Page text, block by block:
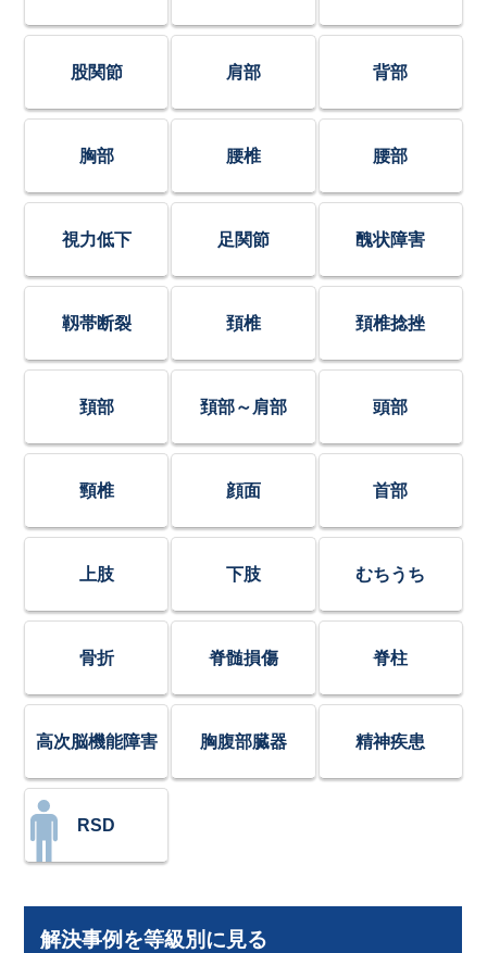
股関節 肩部 背部
胸部 腰椎 腰部
視力低下 足関節 醜状障害
靱帯断裂 頚椎 頚椎捻挫
頚部 頚部～肩部 頭部
頸椎 顔面 首部
上肢 下肢 むちうち
骨折 脊髄損傷 脊柱
高次脳機能障害 胸腹部臓器 精神疾患
RSD
解決事例を等級別に見る